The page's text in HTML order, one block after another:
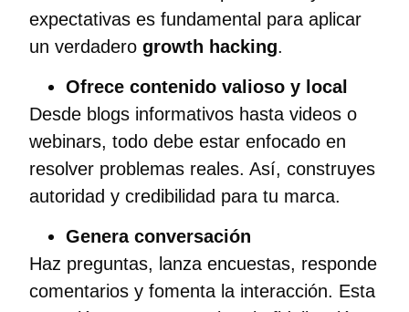
expectativas es fundamental para aplicar
un verdaderogrowth hacking.
Ofrece contenido valioso y local
Desde blogs informativos hasta videos o
webinars, todo debe estar enfocado en
resolver problemas reales. Así, construyes
autoridad y credibilidad para tu marca.
Genera conversación
Haz preguntas, lanza encuestas, responde
comentarios y fomenta la interacción. Esta